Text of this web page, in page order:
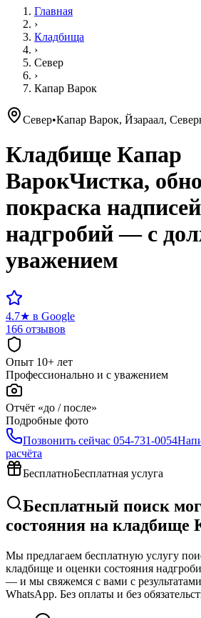
Главная
›
Кладбища
›
Север
›
Капар Варок
Север•Капар Варок, Йзараал,
Кладбище Капар
ВарокЧистка,
покраска надписей
надгробий — с
уважением
4.7★ в Google
166 отзывов
Опыт 10+ лет
Профессионально и с уважением
Отчёт «до / после»
Подробные фото
Позвонить сейчас 054-731-0054
расчёта
БесплатноБесплатная услуга
Бесплатный поиск
состояния на кладбище
Мы предлагаем бесплатную услугу
кладбище и оценки состояния
— и мы свяжемся с вами с
WhatsApp. Без оплаты и без